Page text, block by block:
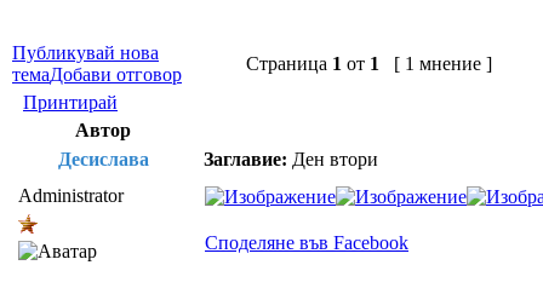
Публикувай нова
темаДобави отговор
Страница 1 от 1
[ 1 мнение ]
Принтирай
Автор
Десислава
Заглавие: Ден втори
Administrator
Споделяне във Facebook